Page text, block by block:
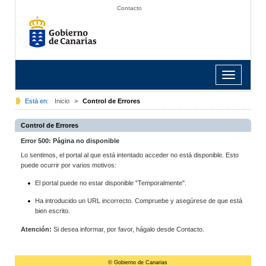
Contacto
Toggle
navigation
Está en: Inicio > Control de Errores
Control de Errores
Error 500: Página no disponible
Lo sentimos, el portal al que está intentado acceder no está disponible. Esto
puede ocurrir por varios motivos:
El portal puede no estar disponible "Temporalmente".
Ha introducido un URL incorrecto. Compruebe y asegúrese de que está
bien escrito.
Atención: Si desea informar, por favor, hágalo desde Contacto.
© Gobierno de Canarias